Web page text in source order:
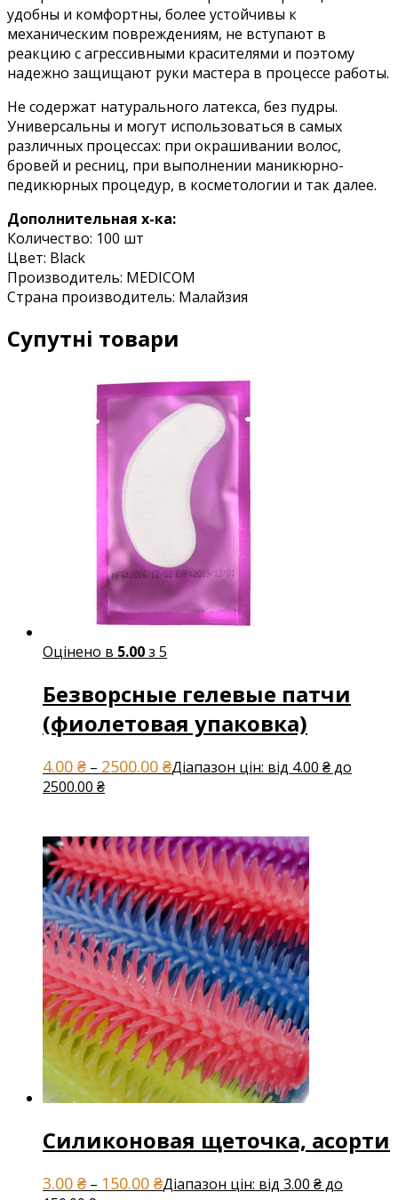
удобны и комфортны, более устойчивы к
механическим повреждениям, не вступают в
реакцию с агрессивными красителями и поэтому
надежно защищают руки мастера в процессе работы.
Не содержат натурального латекса, без пудры.
Универсальны и могут использоваться в самых
различных процессах: при окрашивании волос,
бровей и ресниц, при выполнении маникюрно-
педикюрных процедур, в косметологии и так далее.
Дополнительная х-ка:
Количество: 100 шт
Цвет: Black
Производитель: MEDICOM
Страна производитель: Малайзия
Супутні товари
Оцінено в 5.00з 5
Безворсные гелевые патчи
(фиолетовая упаковка)
4.00 ₴ – 2500.00 ₴Діапазон цін: від 4.00 ₴ до
2500.00 ₴
Силиконовая щеточка, асорти
3.00 ₴ – 150.00 ₴Діапазон цін: від 3.00 ₴ до